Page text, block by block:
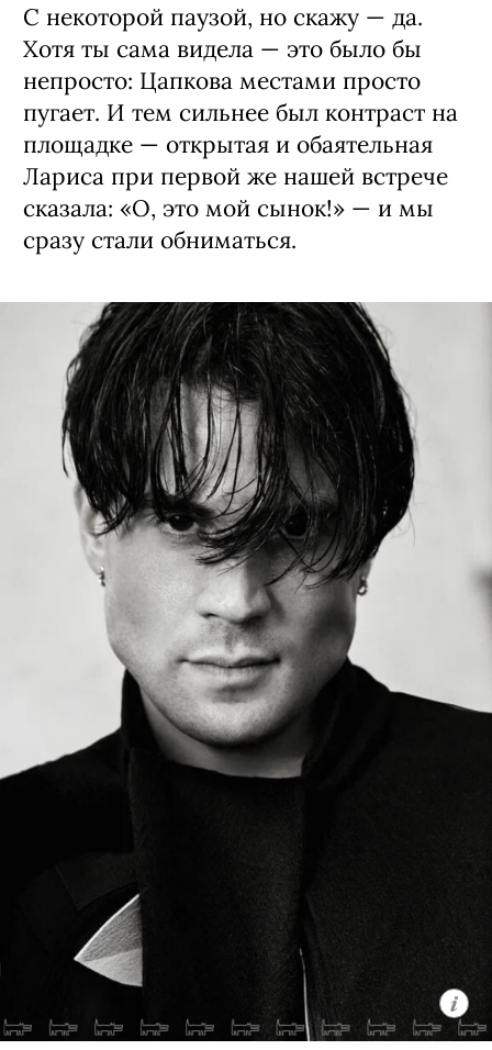
С некоторой паузой, но скажу — да.
Хотя ты сама видела — это было бы
непросто: Цапкова местами просто
пугает. И тем сильнее был контраст на
площадке — открытая и обаятельная
Лариса при первой же нашей встрече
сказала: «О, это мой сынок!» — и мы
сразу стали обниматься.